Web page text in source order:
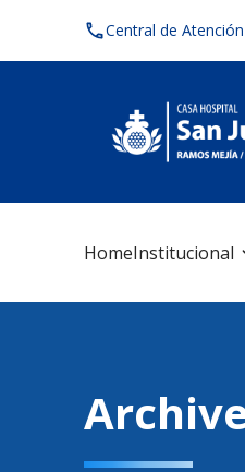
Central de
HomeInstitucional